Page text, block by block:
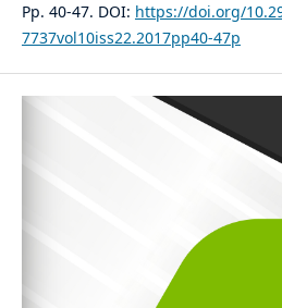
Pp. 40-47. DOI: https://doi.org/
7737vol10iss22.2017pp40-47p